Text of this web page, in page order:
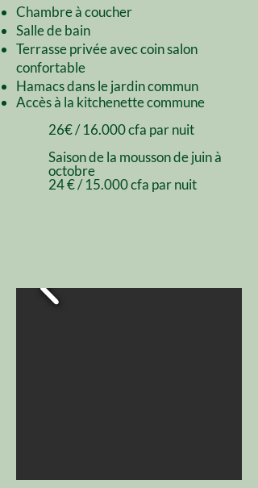
Chambre à coucher
Salle de bain
Terrasse privée avec coin salon
confortable
Hamacs dans le jardin commun
Accès à la kitchenette commune
26€ / 16.000 cfa par nuit
Saison de la mousson de juin à
octobre
24 € / 15.000 cfa par nuit